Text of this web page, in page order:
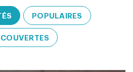
POPULAIRES